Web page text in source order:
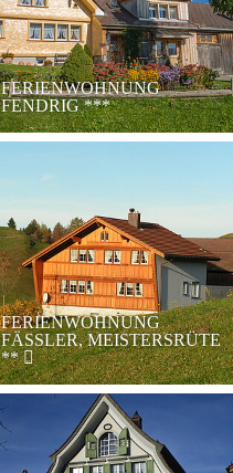
FERIENWOHNUNG
FENDRIG***
FERIENWOHNUNG
FÄSSLER, MEISTERSRÜTE
**